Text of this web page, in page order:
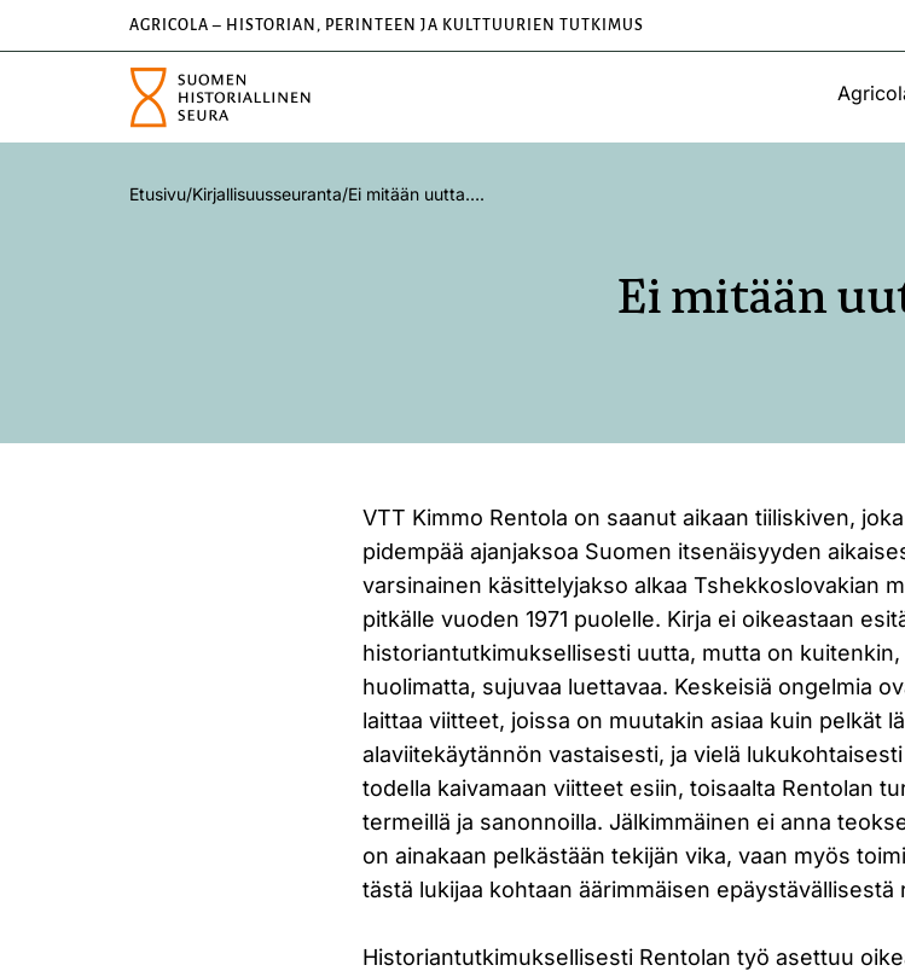
AGRICOLA – HISTORIAN, PERINTEEN JA KULTTUURIEN TUTKIMUS
Etusivu/Kirjallisuusseuranta/Ei mitään uutta….
Ei mitään
VTT Kimmo Rentola on saanut aikaan tiiliskiven,
pidempää ajanjaksoa Suomen itsenäisyyden
varsinainen käsittelyjakso alkaa Tshekkoslovakian
pitkälle vuoden 1971 puolelle. Kirja ei oikeastaan
historiantutkimuksellisesti uutta, mutta on
huolimatta, sujuvaa luettavaa. Keskeisiä ongelmia
laittaa viitteet, joissa on muutakin asiaa kuin pelkät
alaviitekäytännön vastaisesti, ja vielä
todella kaivamaan viitteet esiin, toisaalta Rentolan
termeillä ja sanonnoilla. Jälkimmäinen ei anna
on ainakaan pelkästään tekijän vika, vaan myös
tästä lukijaa kohtaan äärimmäisen epäystävällisestä
Historiantutkimuksellisesti Rentolan työ asettuu